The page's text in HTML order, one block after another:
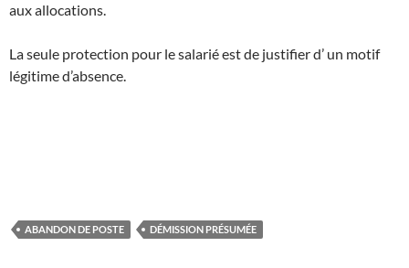
aux allocations.
La seule protection pour le salarié est de justifier d’ un motif
légitime d’absence.
ABANDON DE POSTE DÉMISSION PRÉSUMÉE